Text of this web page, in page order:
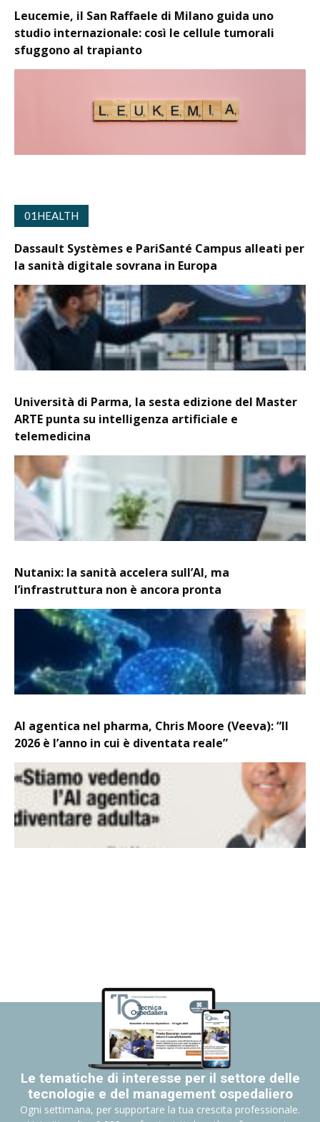
Leucemie, il San Raffaele di Milano guida uno
studio internazionale: così le cellule tumorali
sfuggono al trapianto
01HEALTH
Dassault Systèmes e PariSanté Campus alleati per
la sanità digitale sovrana in Europa
Università di Parma, la sesta edizione del Master
ARTE punta su intelligenza artificiale e
telemedicina
Nutanix: la sanità accelera sull’AI, ma
l’infrastruttura non è ancora pronta
AI agentica nel pharma, Chris Moore (Veeva): “Il
2026 è l’anno in cui è diventata reale”
Le tematiche di interesse per il settore delle
tecnologie e del management ospedaliero
Ogni settimana, per supportare la tua crescita professionale.